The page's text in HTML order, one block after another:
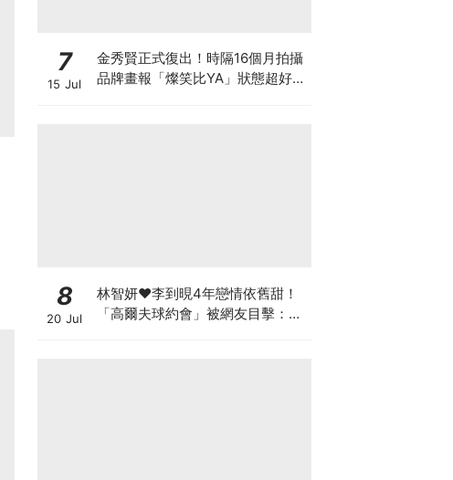
7
15 Jul
金秀賢正式復出！時隔16個月拍攝
品牌畫報「燦笑比YA」狀態超好，
8
20 Jul
林智妍♥李到晛4年戀情依舊甜！
「高爾夫球約會」被網友目擊：還